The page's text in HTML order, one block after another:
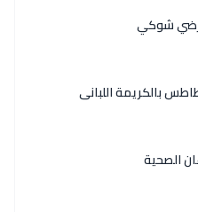
شوكي
بالكريمة اللبانى
الصحية